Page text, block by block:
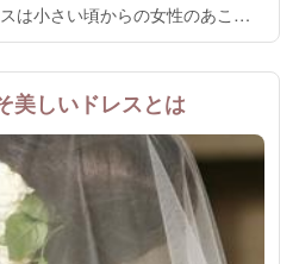
は小さい頃からの女性のあこが
りくる、思い出に残るようなド
美しいドレスとは